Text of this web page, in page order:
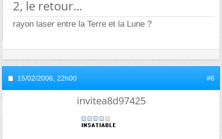
2, le retour...
rayon laser entre la Terre et la Lune ?
15/02/2006, 22h00 #6
invitea8d97425